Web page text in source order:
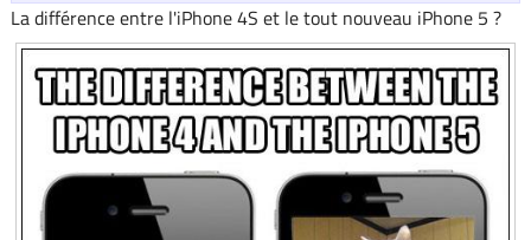
La différence entre l'iPhone 4S et le tout nouveau iPhone 5 ?